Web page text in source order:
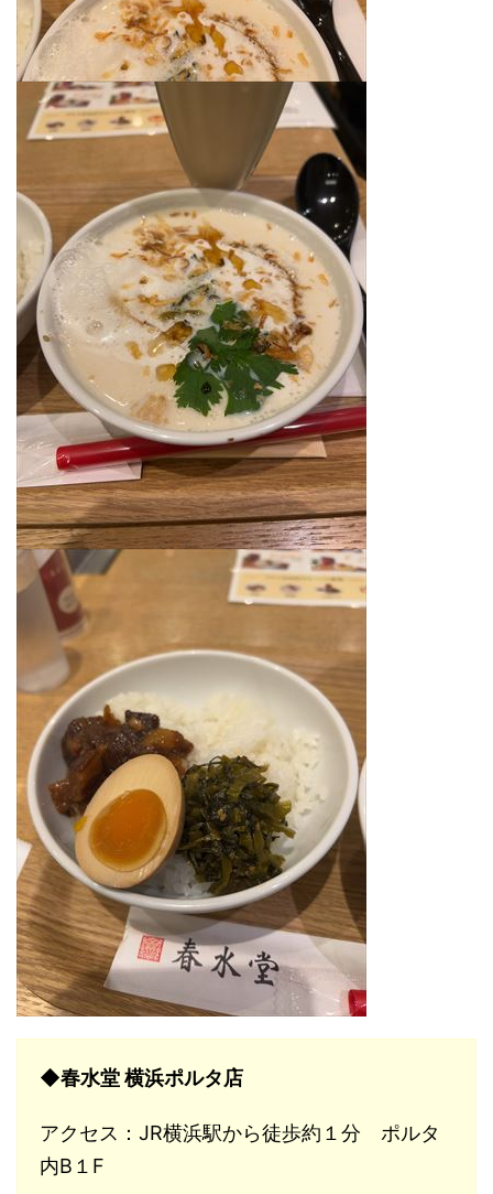
◆春水堂 横浜ポルタ店
アクセス：JR横浜駅から徒歩約１分 ポルタ
内B１F